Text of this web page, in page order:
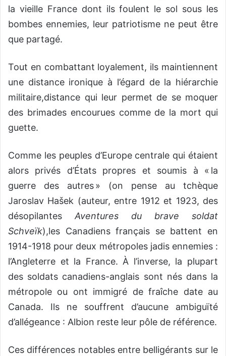
la vieille France dont ils foulent le sol sous les
bombes ennemies, leur patriotisme ne peut être
que partagé.
Tout en combattant loyalement, ils maintiennent
une distance ironique à l’égard de la hiérarchie
militaire,distance qui leur permet de se moquer
des brimades encourues comme de la mort qui
guette.
Comme les peuples d’Europe centrale qui étaient
alors privés d’États propres et soumis à « la
guerre des autres » (on pense au tchèque
Jaroslav Hašek (auteur, entre 1912 et 1923, des
désopilantesAventures du brave soldat
Schveïk),les Canadiens français se battent en
1914-1918 pour deux métropoles jadis ennemies :
l’Angleterre et la France. À l’inverse, la plupart
des soldats canadiens-anglais sont nés dans la
métropole ou ont immigré de fraîche date au
Canada. Ils ne souffrent d’aucune ambiguïté
d’allégeance : Albion reste leur pôle de référence.
Ces différences notables entre belligérants sur le